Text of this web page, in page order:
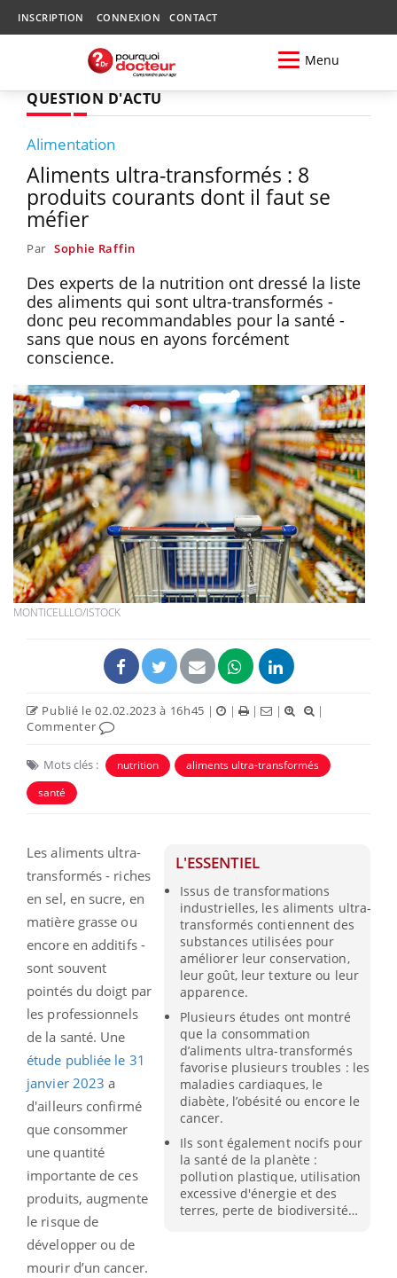
INSCRIPTION CONNEXION CONTACT
Menu
QUESTION D'ACTU
Alimentation
Aliments ultra-transformés : 8
produits courants dont il faut se
méfier
Par Sophie Raffin
Des experts de la nutrition ont dressé la liste
des aliments qui sont ultra-transformés -
donc peu recommandables pour la santé -
sans que nous en ayons forcément
conscience.
MONTICELLLO/ISTOCK
Publié le 02.02.2023 à 16h45 | | | |
|
Commenter
Mots clés : nutrition
aliments ultra-transformés
santé
L'ESSENTIEL
Issus de transformations
industrielles, les aliments ultra-
transformés contiennent des
substances utilisées pour
améliorer leur conservation,
leur goût, leur texture ou leur
apparence.
Plusieurs études ont montré
que la consommation
d’aliments ultra-transformés
favorise plusieurs troubles : les
maladies cardiaques, le
diabète, l’obésité ou encore le
cancer.
Ils sont également nocifs pour
la santé de la planète :
pollution plastique, utilisation
excessive d'énergie et des
terres, perte de biodiversité…
Les aliments ultra-
transformés - riches
en sel, en sucre, en
matière grasse ou
encore en additifs -
sont souvent
pointés du doigt par
les professionnels
de la santé. Une
étude publiée le 31
janvier 2023 a
d'ailleurs confirmé
que consommer
une quantité
importante de ces
produits, augmente
le risque de
développer ou de
mourir d’un cancer.